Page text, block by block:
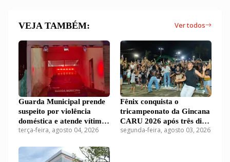
VEJA TAMBÉM: Ver todos
Guarda Municipal prende
suspeito por violência
doméstica e atende vítima
em Carutapera
terça-feira, agosto 04, 2026
Fênix conquista o
tricampeonato da Gincana
CARU 2026 após três dias
de disputas em Carutapera
segunda-feira, agosto 03, 2026